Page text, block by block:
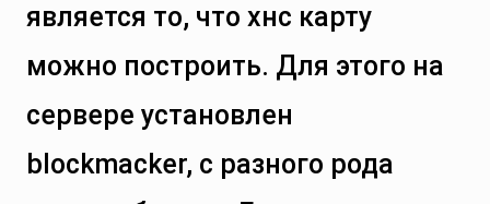
является то, что хнс карту
можно построить. Для этого на
сервере установлен
blockmacker, с разного рода